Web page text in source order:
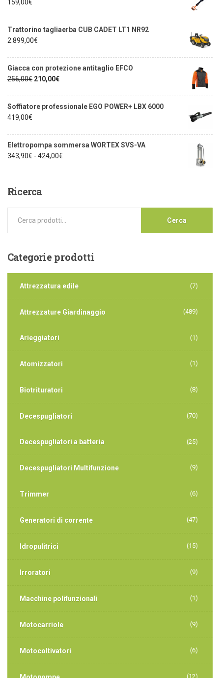
159,00€
Trattorino tagliaerba CUB CADET LT1 NR92
2.899,00€
Giacca con protezione antitaglio EFCO
256,00€ 210,00€
Soffiatore professionale EGO POWER+ LBX 6000
419,00€
Elettropompa sommersa WORTEX SVS-VA
343,90€ - 424,00€
Ricerca
Cerca
Categorieprodotti
Attrezzatura edile (7)
Attrezzature Giardinaggio (489)
Arieggiatori (1)
Atomizzatori (1)
Biotrituratori (8)
Decespugliatori (70)
Decespugliatori a batteria (25)
Decespugliatori Multifunzione (9)
Trimmer (6)
Generatori di corrente (47)
Idropulitrici (15)
Irroratori (9)
Macchine polifunzionali (1)
Motocarriole (9)
Motocoltivatori (6)
(12)